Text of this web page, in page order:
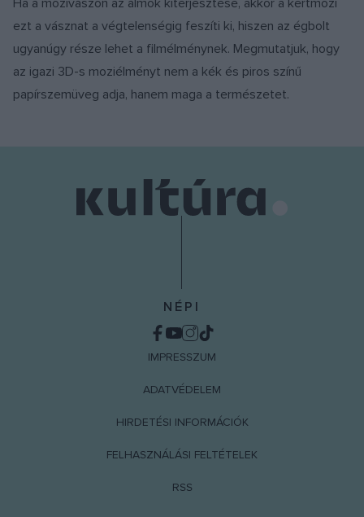
Ha a mozivászon az álmok kiterjesztése, akkor a kertmozi
ezt a vásznat a végtelenségig feszíti ki, hiszen az égbolt
ugyanúgy része lehet a filmélménynek. Megmutatjuk, hogy
az igazi 3D-s moziélményt nem a kék és piros színű
papírszemüveg adja, hanem maga a természetet.
NÉPI
IMPRESSZUM
ADATVÉDELEM
HIRDETÉSI INFORMÁCIÓK
FELHASZNÁLÁSI FELTÉTELEK
RSS